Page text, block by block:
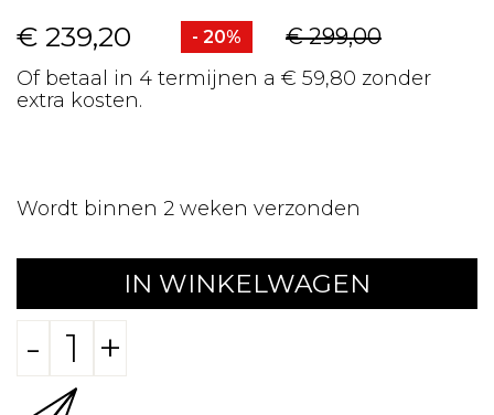
€ 239,20 - 20% € 299,00
Of betaal in 4 termijnen a € 59,80 zonder
extra kosten.
Wordt binnen 2 weken verzonden
IN WINKELWAGEN
- +